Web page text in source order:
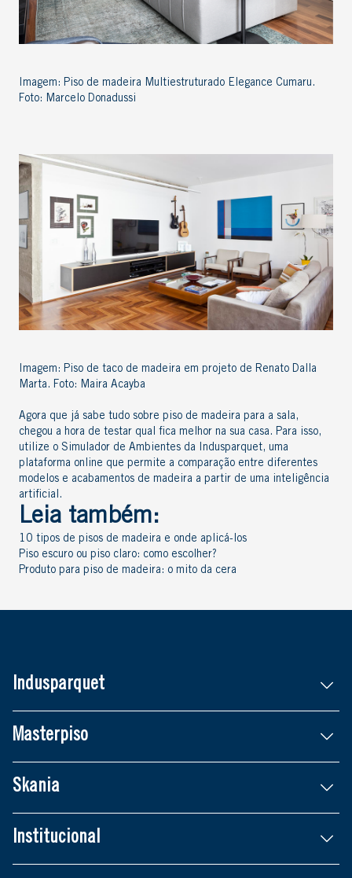
Imagem: Piso de madeira Multiestruturado Elegance Cumaru.
Foto: Marcelo Donadussi
Imagem: Piso de taco de madeira em projeto de Renato Dalla
Marta. Foto: Maira Acayba
Agora que já sabe tudo sobre piso de madeira para a sala,
chegou a hora de testar qual fica melhor na sua casa. Para isso,
utilize o Simulador de Ambientes da Indusparquet, uma
plataforma online que permite a comparação entre diferentes
modelos e acabamentos de madeira a partir de uma inteligência
artificial.
Leia também:
10 tipos de pisos de madeira e onde aplicá-los
Piso escuro ou piso claro: como escolher?
Produto para piso de madeira: o mito da cera
Indusparquet
Masterpiso
Skania
Institucional